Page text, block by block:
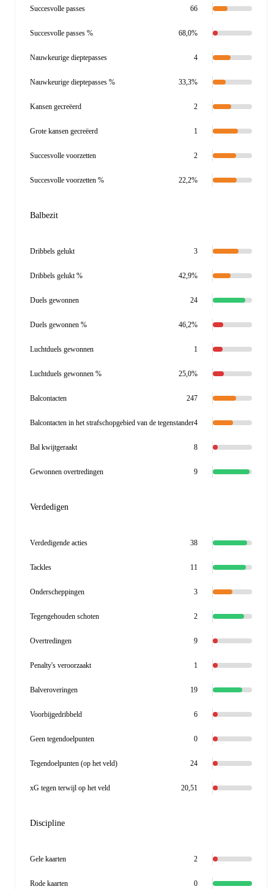
Succesvolle passes 66
Succesvolle passes % 68,0%
Nauwkeurige dieptepasses 4
Nauwkeurige dieptepasses % 33,3%
Kansen gecreëerd 2
Grote kansen gecreëerd 1
Succesvolle voorzetten 2
Succesvolle voorzetten % 22,2%
Balbezit
Dribbels gelukt 3
Dribbels gelukt % 42,9%
Duels gewonnen 24
Duels gewonnen % 46,2%
Luchtduels gewonnen 1
Luchtduels gewonnen % 25,0%
Balcontacten 247
Balcontacten in het strafschopgebied van de tegenstander4
Bal kwijtgeraakt 8
Gewonnen overtredingen 9
Verdedigen
Verdedigende acties 38
Tackles 11
Onderscheppingen 3
Tegengehouden schoten 2
Overtredingen 9
Penalty's veroorzaakt 1
Balveroveringen 19
Voorbijgedribbeld 6
Geen tegendoelpunten 0
Tegendoelpunten (op het veld) 24
xG tegen terwijl op het veld 20,51
Discipline
Gele kaarten 2
Rode kaarten 0